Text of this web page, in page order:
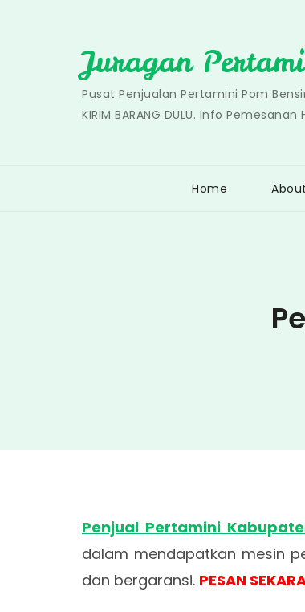
Juragan
Pusat Penjualan Pertamini Pom
KIRIM BARANG DULU. Info
Home
Penjual Pertamini
dalam mendapatkan mesin
dan bergaransi. PESAN